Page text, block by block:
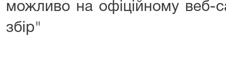
можливо на офіційному веб-
збір"